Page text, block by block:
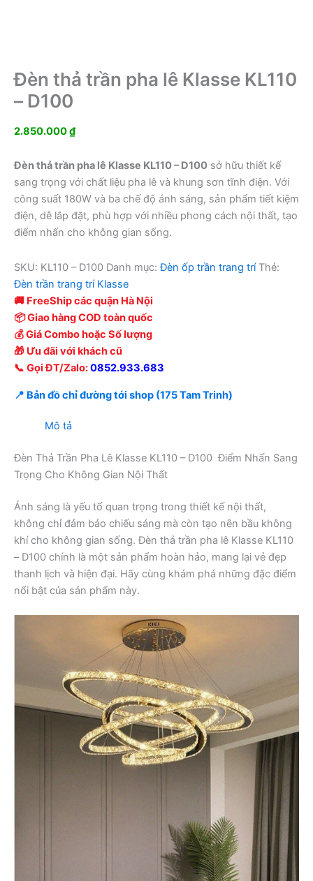
Đèn thả trần pha lê Klasse KL110
– D100
2.850.000₫
Đèn thả trần pha lê Klasse KL110 – D100 sở hữu thiết kế
sang trọng với chất liệu pha lê và khung sơn tĩnh điện. Với
công suất 180W và ba chế độ ánh sáng, sản phẩm tiết kiệm
điện, dễ lắp đặt, phù hợp với nhiều phong cách nội thất, tạo
điểm nhấn cho không gian sống.
SKU: KL110 – D100 Danh mục:Đèn ốp trần trang trí Thẻ:
Đèn trần trang trí Klasse
🚚 FreeShip các quận Hà Nội
📦 Giao hàng COD toàn quốc
💰 Giá Combo hoặc Số lượng
🎁 Ưu đãi với khách cũ
📞 Gọi ĐT/Zalo:0852.933.683
📍 Bản đồ chỉ đường tới shop (175 Tam Trinh)
Mô tả
Đèn Thả Trần Pha Lê Klasse KL110 – D100 Điểm Nhấn Sang
Trọng Cho Không Gian Nội Thất
Ánh sáng là yếu tố quan trọng trong thiết kế nội thất,
không chỉ đảm bảo chiếu sáng mà còn tạo nên bầu không
khí cho không gian sống. Đèn thả trần pha lê Klasse KL110
– D100 chính là một sản phẩm hoàn hảo, mang lại vẻ đẹp
thanh lịch và hiện đại. Hãy cùng khám phá những đặc điểm
nổi bật của sản phẩm này.